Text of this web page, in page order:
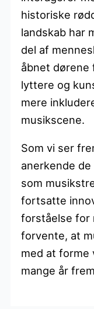
historiske
landskab har
del af
åbnet dørene
lyttere og
mere
musikscene.
Som vi ser
anerkende
som
fortsatte
forståelse for
forvente, at
med at forme
mange år